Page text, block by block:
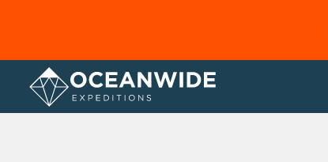
Startseite Bewertungen